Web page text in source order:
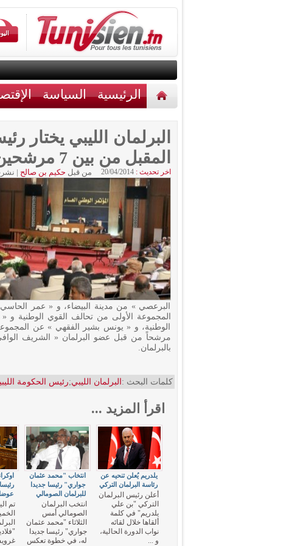
الرئيسية السياسة
البرلمان الليبي يختار
المقبل من بين 7 مرشحين
اخر تحديث : 20/04/2014 من قبل حكيم بن صالح |
البرعصي » من مدينة البيضاء، و « عمر
المجموعة الأولى من تحالف القوي الوطنية و
الوطنية، و « يونس بشير الفقهي » عن
مرشحاً من قبل عضو البرلمان « الشريف
بالبرلمان.
كلمات البحث : البرلمان الليبي;رئيس الحكومة
اقرأ المزيد ...
تم
انتخاب "محمد عثمان
جواري" رئيسا جديدا
للبرلمان الصومالي
انتخب البرلمان
الصومالي أمس
الثلاثاء "محمد عثمان
جواري" رئيسا جديدا
له، في خطوة تعكس
يلدريم يُعلن تنحيه عن
رئاسة البرلمان التركي
أعلن رئيس البرلمان
التركي "بن علي
يلدريم" في كلمة
ألقاها خلال لقائه
نواب الدورة الحالية،
و ...